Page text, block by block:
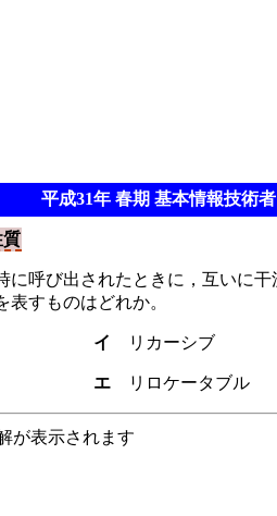
平成31年 春期 基本情報技術
呼び出されたときに，互いに
すものはどれか。
ント イ リカーシブ
ブル エ リロケータブル
が表示されます